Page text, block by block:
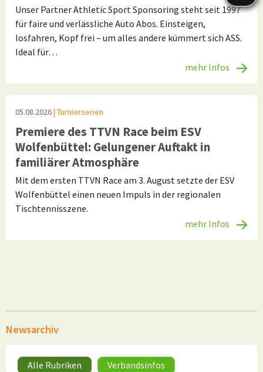
Unser Partner Athletic Sport Sponsoring steht seit 1997
für faire und verlässliche Auto Abos. Einsteigen,
losfahren, Kopf frei – um alles andere kümmert sich ASS.
Ideal für…
mehr Infos
05.08.2026| Turnierserien
Premiere des TTVN Race beim ESV
Wolfenbüttel: Gelungener Auftakt in
familiärer Atmosphäre
Mit dem ersten TTVN Race am 3. August setzte der ESV
Wolfenbüttel einen neuen Impuls in der regionalen
Tischtennisszene.
mehr Infos
Newsarchiv
Alle Rubriken
Verbandsinfos